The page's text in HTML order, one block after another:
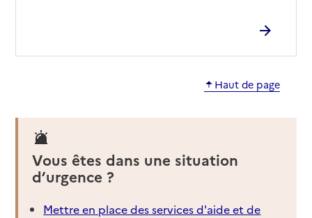
Haut de page
Vous êtes dans une situation
d’urgence ?
Mettre en place des services d'aide et de